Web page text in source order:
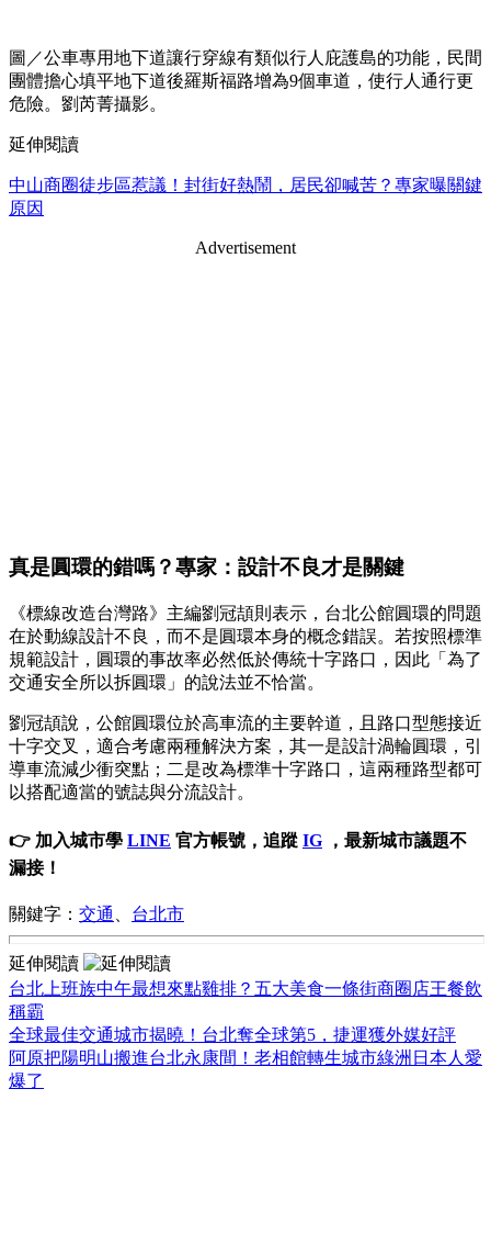
圖／公車專用地下道讓行穿線有類似行人庇護島的功能，民間
團體擔心填平地下道後羅斯福路增為9個車道，使行人通行更
危險。劉芮菁攝影。
延伸閱讀
中山商圈徒步區惹議！封街好熱鬧，居民卻喊苦？專家曝關鍵
原因
Advertisement
真是圓環的錯嗎？專家：設計不良才是關鍵
《標線改造台灣路》主編劉冠頡則表示，台北公館圓環的問題
在於動線設計不良，而不是圓環本身的概念錯誤。若按照標準
規範設計，圓環的事故率必然低於傳統十字路口，因此「為了
交通安全所以拆圓環」的說法並不恰當。
劉冠頡說，公館圓環位於高車流的主要幹道，且路口型態接近
十字交叉，適合考慮兩種解決方案，其一是設計渦輪圓環，引
導車流減少衝突點；二是改為標準十字路口，這兩種路型都可
以搭配適當的號誌與分流設計。
👉 加入城市學 LINE 官方帳號，追蹤 IG ，最新城市議題不
漏接！
關鍵字： 交通 台北市
延伸閱讀
台北上班族中午最想來點雞排？五大美食一條街商圈店王餐飲
稱霸
全球最佳交通城市揭曉！台北奪全球第5，捷運獲外媒好評
阿原把陽明山搬進台北永康間！老相館轉生城市綠洲日本人愛
爆了